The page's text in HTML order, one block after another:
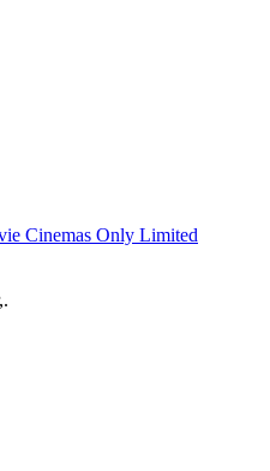
Cinemas Only Limited
,.